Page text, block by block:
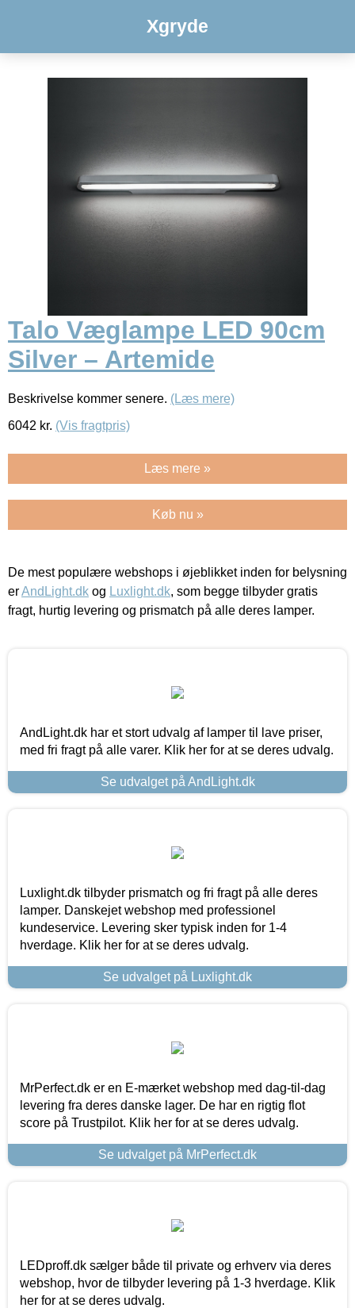
Xgryde
Talo Væglampe LED 90cm
Silver – Artemide
Beskrivelse kommer senere. (Læs mere)
6042 kr. (Vis fragtpris)
Læs mere »
Køb nu »
De mest populære webshops i øjeblikket inden for belysning
erAndLight.dk og Luxlight.dk, som begge tilbyder gratis
fragt, hurtig levering og prismatch på alle deres lamper.
AndLight.dk har et stort udvalg af lamper til lave priser,
med fri fragt på alle varer. Klik her for at se deres udvalg.
Se udvalget på AndLight.dk
Luxlight.dk tilbyder prismatch og fri fragt på alle deres
lamper. Danskejet webshop med professionel
kundeservice. Levering sker typisk inden for 1-4
hverdage. Klik her for at se deres udvalg.
Se udvalget på Luxlight.dk
MrPerfect.dk er en E-mærket webshop med dag-til-dag
levering fra deres danske lager. De har en rigtig flot
score på Trustpilot. Klik her for at se deres udvalg.
Se udvalget på MrPerfect.dk
LEDproff.dk sælger både til private og erhverv via deres
webshop, hvor de tilbyder levering på 1-3 hverdage. Klik
her for at se deres udvalg.